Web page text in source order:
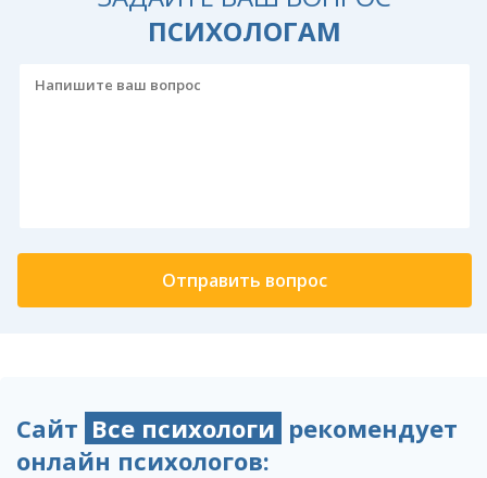
ПСИХОЛОГАМ
Сайт Все психологи рекомендует
онлайн психологов: